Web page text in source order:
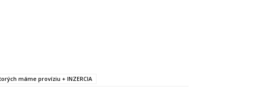
máme províziu + INZERCIA